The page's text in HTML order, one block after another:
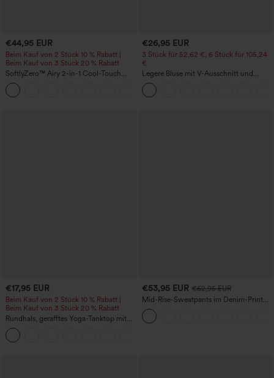
€44,95 EUR
Beim Kauf von 2 Stück 10 % Rabatt |
Beim Kauf von 3 Stück 20 % Rabatt
SoftlyZero™ Airy 2-in-1 Cool-Touch
Mini-Active-Tanzkleid mit Taschen -
Easy Peezy Edition - längere Länge
€26,95 EUR
3 Stück für 52,62 €, 6 Stück für 105,24
€
Legere Bluse mit V-Ausschnitt und
kurzen Puffärmeln
€17,95 EUR
Beim Kauf von 2 Stück 10 % Rabatt |
Beim Kauf von 3 Stück 20 % Rabatt
Rundhals, gerafftes Yoga-Tanktop mit
Cool-Touch-Effekt – UPF50+
€53,95 EUR €62,95 EUR
Mid-Rise-Sweatpants im Denim-Print
aus French Terry, lässig, mit Taschen